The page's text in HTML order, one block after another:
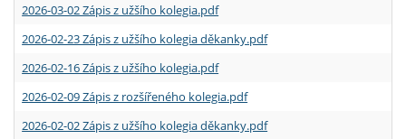
2026-03-02 Zápis z užšího kolegia.pdf
2026-02-23 Zápis z užšího kolegia děkanky.pdf
2026-02-16 Zápis z užšího kolegia.pdf
2026-02-09 Zápis z rozšířeného kolegia.pdf
2026-02-02 Zápis z užšího kolegia děkanky.pdf